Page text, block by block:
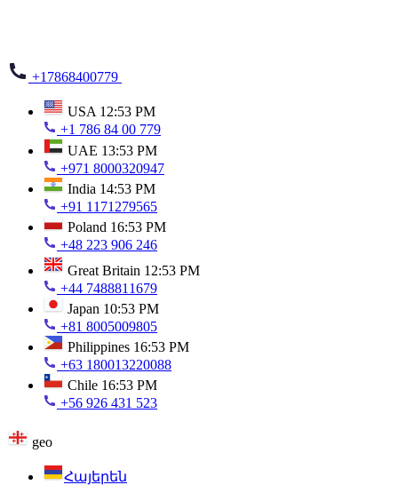
+17868400779
USA 12:53 PM
+1 786 84 00 779
UAE 13:53 PM
+971 8000320947
India 14:53 PM
+91 1171279565
Poland 16:53 PM
+48 223 906 246
Great Britain 12:53 PM
+44 7488811679
Japan 10:53 PM
+81 8005009805
Philippines 16:53 PM
+63 180013220088
Chile 16:53 PM
+56 926 431 523
geo
Հայերեն